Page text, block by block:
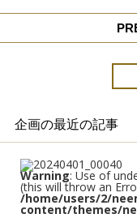
企画の最近の記事
Warning: Use of
(this will throw an
/home/users/2/
content/themes/